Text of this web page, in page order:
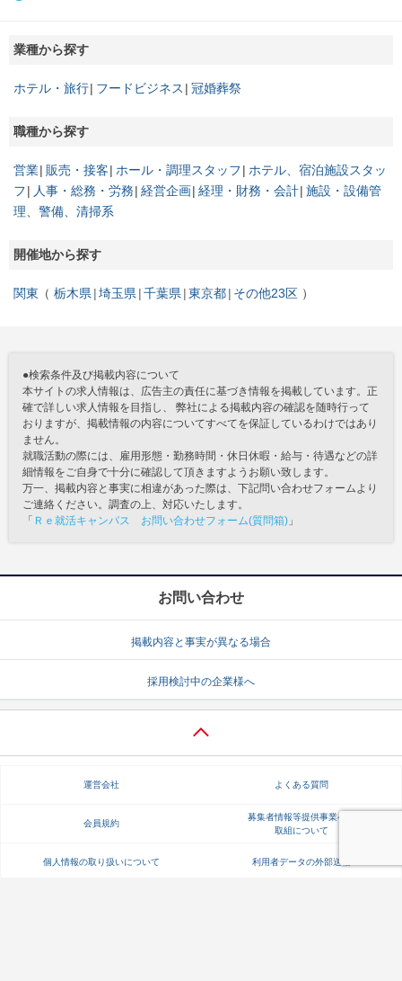
業種から探す
ホテル・旅行 フードビジネス 冠婚葬祭
職種から探す
営業 販売・接客 ホール・調理スタッフ
ホテル、宿泊施設スタッ
フ
人事・総務・労務 経営企画 経理・財務・会計 施設・設備管
理、警備、清掃系
開催地から探す
関東 栃木県 埼玉県 千葉県 東京都 その他23区
●検索条件及び掲載内容について
本サイトの求人情報は、広告主の責任に基づき情報を掲載しています。正
確で詳しい求人情報を目指し、 弊社による掲載内容の確認を随時行って
おりますが、掲載情報の内容についてすべてを保証しているわけではあり
ません。
就職活動の際には、雇用形態・勤務時間・休日休暇・給与・待遇などの詳
細情報をご自身で十分に確認して頂きますようお願い致します。
万一、掲載内容と事実に相違があった際は、下記問い合わせフォームより
ご連絡ください。調査の上、対応いたします。
「 Ｒｅ就活キャンパス お問い合わせフォーム(質問箱) 」
お問い合わせ
掲載内容と事実が異なる場合
採用検討中の企業様へ
運営会社 よくある質問
会員規約
募集者情報等提供事業への
取組について
個人情報の取り扱いについて 利用者データの外部送信